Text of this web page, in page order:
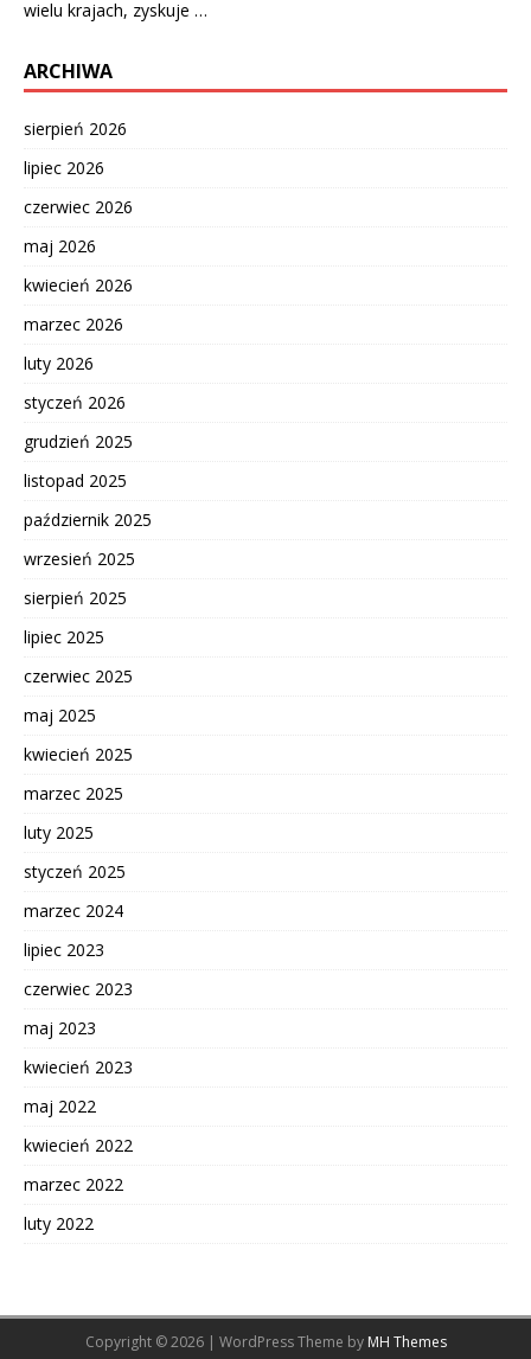
wielu krajach, zyskuje …
ARCHIWA
sierpień 2026
lipiec 2026
czerwiec 2026
maj 2026
kwiecień 2026
marzec 2026
luty 2026
styczeń 2026
grudzień 2025
listopad 2025
październik 2025
wrzesień 2025
sierpień 2025
lipiec 2025
czerwiec 2025
maj 2025
kwiecień 2025
marzec 2025
luty 2025
styczeń 2025
marzec 2024
lipiec 2023
czerwiec 2023
maj 2023
kwiecień 2023
maj 2022
kwiecień 2022
marzec 2022
luty 2022
Copyright © 2026 | WordPress Theme by MH Themes